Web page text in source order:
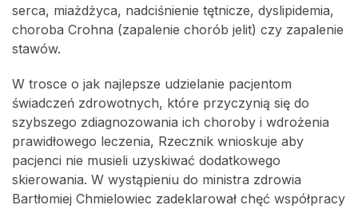
serca, miażdżyca, nadciśnienie tętnicze, dyslipidemia,
choroba Crohna (zapalenie chorób jelit) czy zapalenie
stawów.
W trosce o jak najlepsze udzielanie pacjentom
świadczeń zdrowotnych, które przyczynią się do
szybszego zdiagnozowania ich choroby i wdrożenia
prawidłowego leczenia, Rzecznik wnioskuje aby
pacjenci nie musieli uzyskiwać dodatkowego
skierowania. W wystąpieniu do ministra zdrowia
Bartłomiej Chmielowiec zadeklarował chęć współpracy